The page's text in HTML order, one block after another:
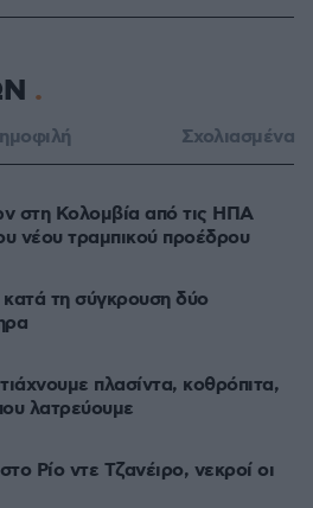
Σχολιασμένα
στη Κολομβία από τις ΗΠΑ
νέου τραμπικού προέδρου
κατά τη σύγκρουση δύο
πλασίντα, κοθρόπιτα,
λατρεύουμε
Ρίο ντε Τζανέιρο, νεκροί οι